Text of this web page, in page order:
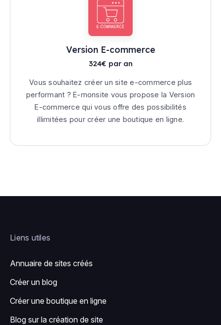
Version E-commerce
324€ par an
Vous souhaitez créer un site e-commerce plus
performant ? E-monsite vous propose la Version
E-commerce qui vous offre des possibilités
illimitées pour créer une boutique en ligne.
Liens utiles
Annuaire de sites créés
Créer un blog
Créer une boutique en ligne
Blog sur la création de site